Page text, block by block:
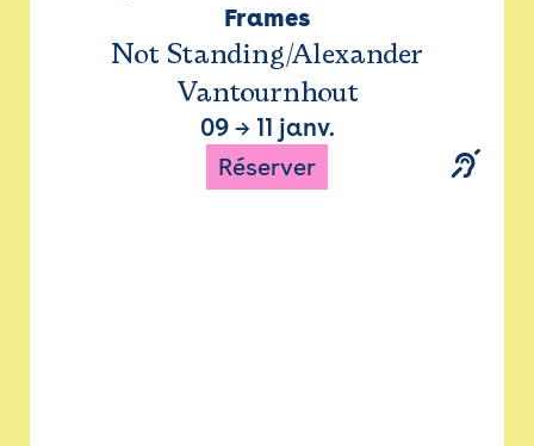
Frames
Not Standing/Alexander
Vantournhout
09→ 11 janv.
Réserver